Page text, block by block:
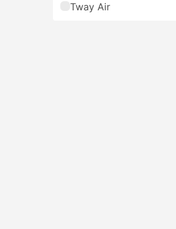
Tway Air